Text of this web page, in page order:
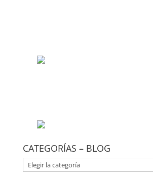
CATEGORÍAS – BLOG
CATEGORÍAS
–